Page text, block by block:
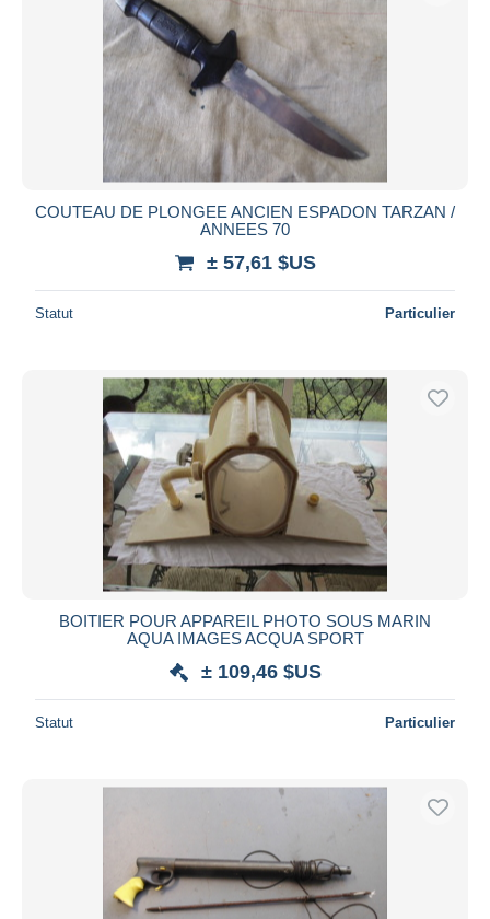
COUTEAU DE PLONGEE ANCIEN ESPADON TARZAN /
ANNEES 70
± 57,61 $US
Statut Particulier
BOITIER POUR APPAREIL PHOTO SOUS MARIN
AQUA IMAGES ACQUA SPORT
± 109,46 $US
Statut Particulier